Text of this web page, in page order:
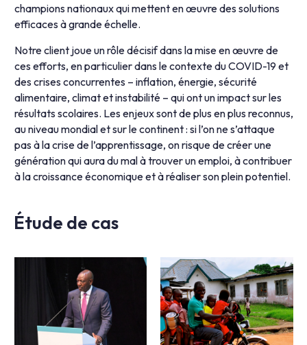
champions nationaux qui mettent en œuvre des solutions
efficaces à grande échelle.
Notre client joue un rôle décisif dans la mise en œuvre de
ces efforts, en particulier dans le contexte du COVID-19 et
des crises concurrentes – inflation, énergie, sécurité
alimentaire, climat et instabilité – qui ont un impact sur les
résultats scolaires. Les enjeux sont de plus en plus reconnus,
au niveau mondial et sur le continent : si l’on ne s’attaque
pas à la crise de l’apprentissage, on risque de créer une
génération qui aura du mal à trouver un emploi, à contribuer
à la croissance économique et à réaliser son plein potentiel.
Étude de cas